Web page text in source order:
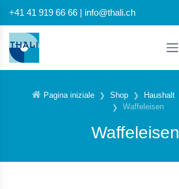
+41 41 919 66 66 | info@thali.ch
Pagina iniziale Shop Haushalt
Waffeleisen
Waffeleisen